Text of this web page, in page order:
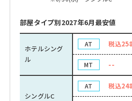
部屋タイプ別2027年6月最安値
ホテルシング
ル
AT 税込
MT --
シングルC
AT 税込